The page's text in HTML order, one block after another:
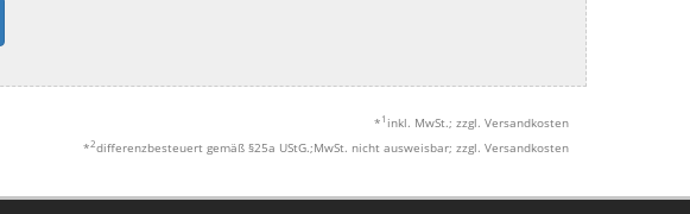
* 1 inkl. MwSt.; zzgl. Versandkosten
*2differenzbesteuert gemäß §25a UStG.;MwSt. nicht ausweisbar; zzgl. Versandkosten